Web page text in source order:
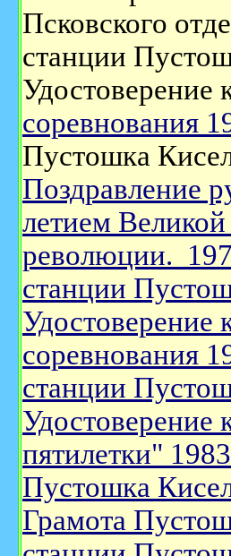
Псковского
станции
Удостоверение
соревнования
Пустошка
Поздравление
летием
революции.
станции
Удостоверение
соревнования
станции
Удостоверение
пятилетки"
Пустошка
Грамота